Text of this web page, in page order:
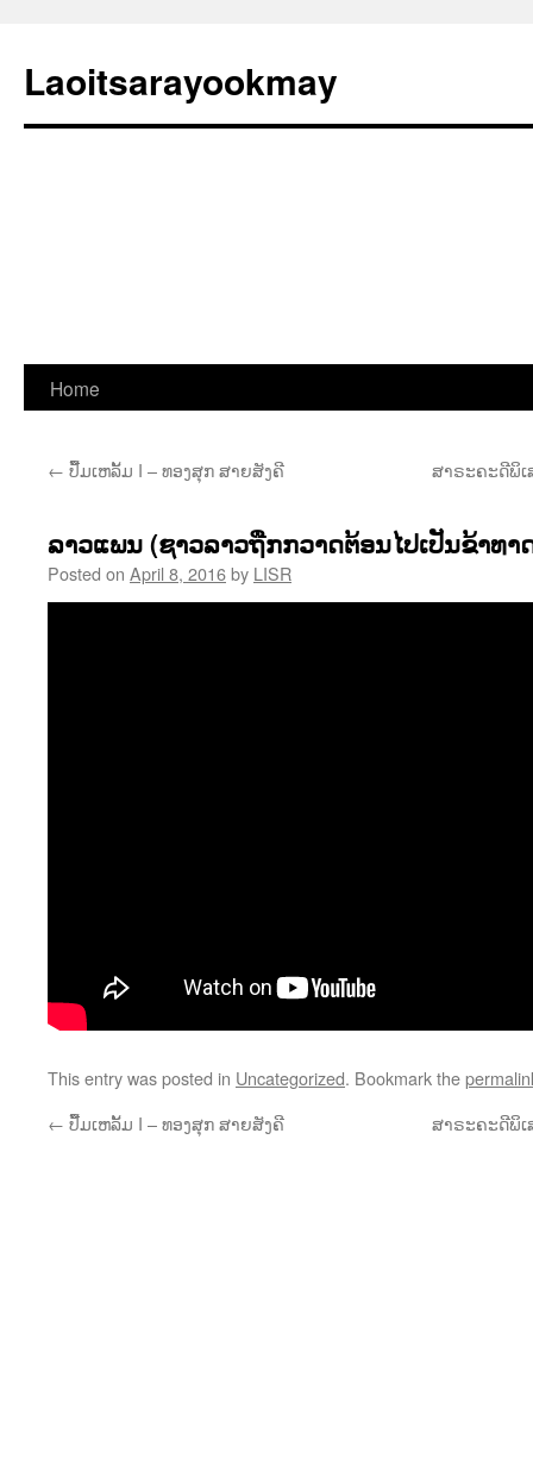
Laoitsarayookmay
Skip
content
Home
← ປື້ມເຫລັ້ມ I – ທອງສຸກ ສາຍສັງຄີ ສາຣະຄະດີພິ
ລາວແພນ (ຊາວລາວຖືກກວາດຕ້ອນໄປເປັນຂ້າທາ
Posted on April 8, 2016by LISR
This entry was posted in Uncategorized. Bookmark the
← ປື້ມເຫລັ້ມ I – ທອງສຸກ ສາຍສັງຄີ ສາຣະຄະດີພິ